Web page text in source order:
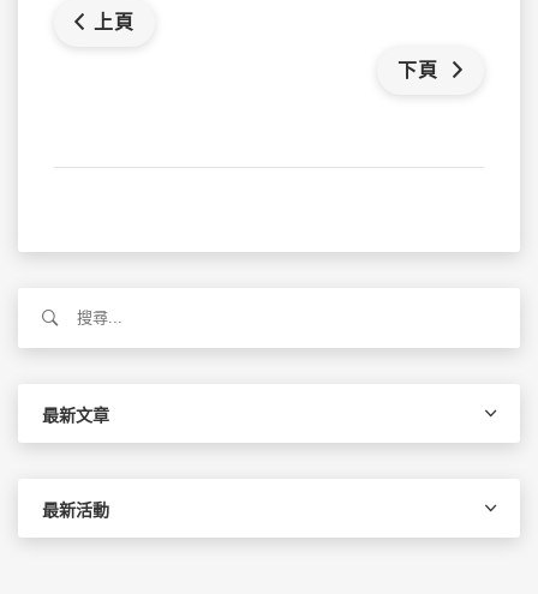
上頁
下頁
關
最新文章
最新活動